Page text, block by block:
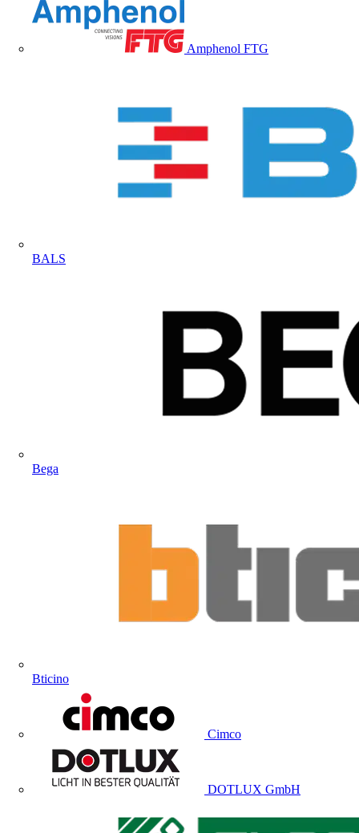
Amphenol FTG
BALS
Bega
Bticino
Cimco
DOTLUX GmbH